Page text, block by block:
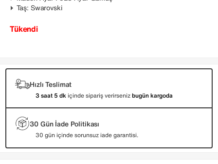
Taş: Swarovski
Tükendi
Hızlı Teslimat
3 saat 5 dk içinde sipariş verirsenizbugün kargoda
30 Gün İade Politikası
30 gün içinde sorunsuz iade garantisi.